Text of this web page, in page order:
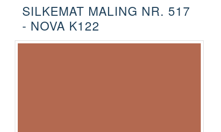
SILKEMAT MALING NR. 517
- NOVA K122